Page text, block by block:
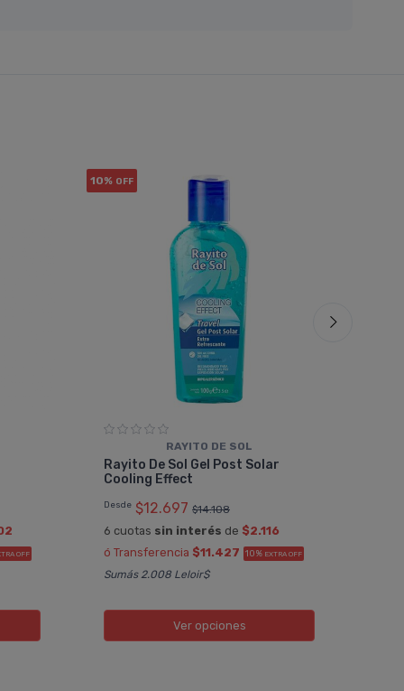
OFF
10% OFF
RAYITO DE SOL
Rayito De Sol Gel Post Solar
Cooling Effect
Desde $12.697 $14.108
6 cuotas sin interés de $2.116
ó Transferencia $11.427 10% EXTRA OFF
Sumás 2.008 Leloir$
Ver opciones